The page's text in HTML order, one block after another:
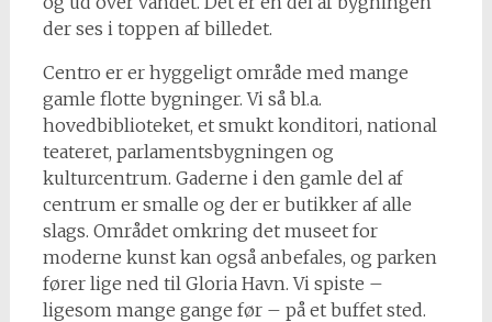
der ses i toppen af billedet.
Centro er er hyggeligt område med mange
gamle flotte bygninger. Vi så bl.a.
hovedbiblioteket, et smukt konditori, national
teateret, parlamentsbygningen og
kulturcentrum. Gaderne i den gamle del af
centrum er smalle og der er butikker af alle
slags. Området omkring det museet for
moderne kunst kan også anbefales, og parken
fører lige ned til Gloria Havn. Vi spiste –
ligesom mange gange før – på et buffet sted.